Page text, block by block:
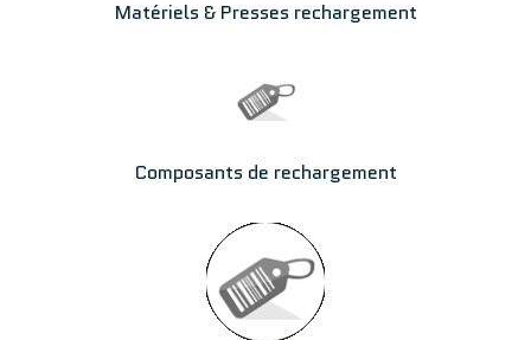
Matériels & Presses rechargement
Composants de rechargement